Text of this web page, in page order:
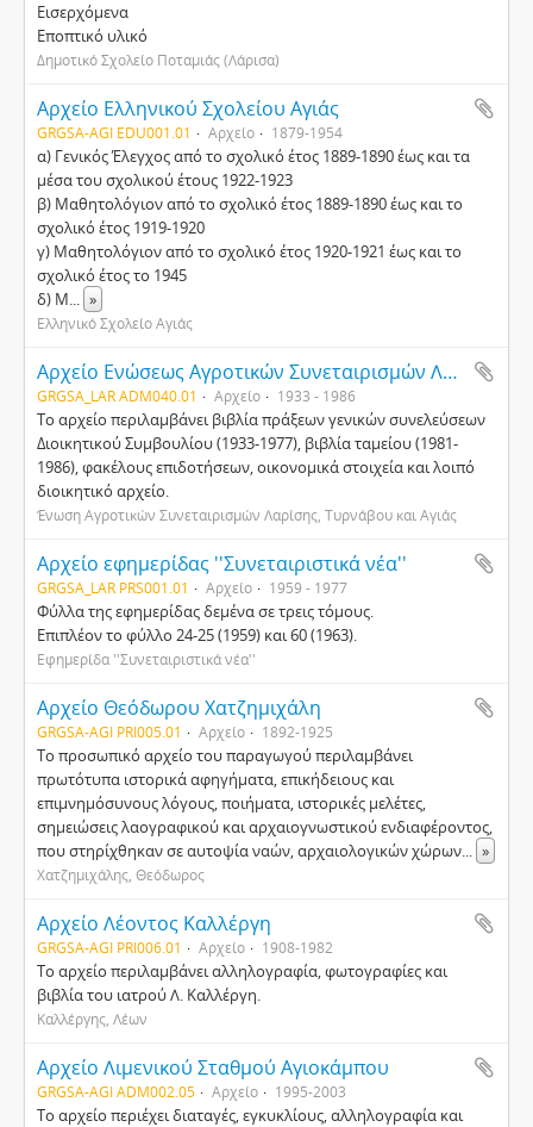
Εισερχόμενα
Εποπτικό υλικό
Δημοτικό Σχολείο Ποταμιάς (Λάρισα)
Αρχείο Ελληνικού Σχολείου Αγιάς
GRGSA-AGI EDU001.01 Αρχείο 1879-1954
α) Γενικός Έλεγχος από το σχολικό έτος 1889-1890 έως και τα
μέσα του σχολικού έτους 1922-1923
β) Μαθητολόγιον από το σχολικό έτος 1889-1890 έως και το
σχολικό έτος 1919-1920
γ) Μαθητολόγιον από το σχολικό έτος 1920-1921 έως και το
σχολικό έτος το 1945
δ) Μ... »
Ελληνικό Σχολείο Αγιάς
Αρχείο Ενώσεως Αγροτικών Συνεταιρισμών Λαρίσης, Τυρνάβου και Αγιάς
GRGSA_LAR ADM040.01 Αρχείο 1933 - 1986
Το αρχείο περιλαμβάνει βιβλία πράξεων γενικών συνελεύσεων
Διοικητικού Συμβουλίου (1933-1977), βιβλία ταμείου (1981-
1986), φακέλους επιδοτήσεων, οικονομικά στοιχεία και λοιπό
διοικητικό αρχείο.
Ένωση Αγροτικών Συνεταιρισμών Λαρίσης, Τυρνάβου και Αγιάς
Αρχείο εφημερίδας ''Συνεταιριστικά νέα''
GRGSA_LAR PRS001.01 Αρχείο 1959 - 1977
Φύλλα της εφημερίδας δεμένα σε τρεις τόμους.
Επιπλέον το φύλλο 24-25 (1959) και 60 (1963).
Εφημερίδα ''Συνεταιριστικά νέα''
Αρχείο Θεόδωρου Χατζημιχάλη
GRGSA-AGI PRI005.01 Αρχείο 1892-1925
Το προσωπικό αρχείο του παραγωγού περιλαμβάνει
πρωτότυπα ιστορικά αφηγήματα, επικήδειους και
επιμνημόσυνους λόγους, ποιήματα, ιστορικές μελέτες,
σημειώσεις λαογραφικού και αρχαιογνωστικού ενδιαφέροντος,
που στηρίχθηκαν σε αυτοψία ναών, αρχαιολογικών χώρων... »
Χατζημιχάλης, Θεόδωρος
Αρχείο Λέοντος Καλλέργη
GRGSA-AGI PRI006.01 Αρχείο 1908-1982
Το αρχείο περιλαμβάνει αλληλογραφία, φωτογραφίες και
βιβλία του ιατρού Λ. Καλλέργη.
Καλλέργης, Λέων
Αρχείο Λιμενικού Σταθμού Αγιοκάμπου
GRGSA-AGI ADM002.05 Αρχείο 1995-2003
Το αρχείο περιέχει διαταγές, εγκυκλίους, αλληλογραφία και